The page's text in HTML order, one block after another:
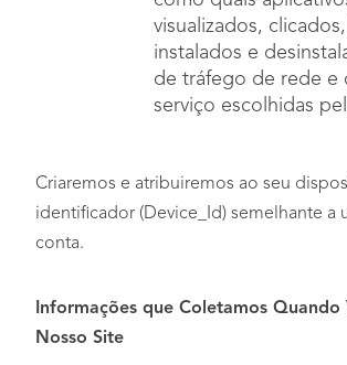
visualizados,
instalados e
de tráfego de rede e
serviço escolhidas
Criaremos e atribuiremos ao seu
identificador (Device_Id) semelhante a
conta.
Informações que Coletamos Quando
Nosso Site